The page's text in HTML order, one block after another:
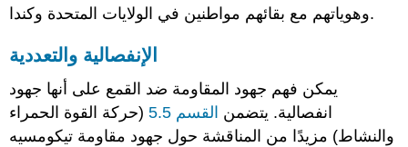
وهوياتهم مع بقائهم مواطنين في الولايات المتحدة وكندا.
الإنفصالية والتعددية
يمكن فهم جهود المقاومة ضد القمع على أنها جهود
انفصالية. يتضمن القسم 5.5
(حركة القوة الحمراء
والنشاط) مزيدًا من المناقشة حول جهود مقاومة تيكومسيه